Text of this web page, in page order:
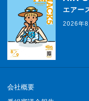
エアー
2026年8
会社概要